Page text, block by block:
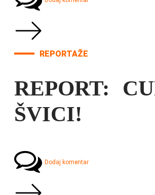
REPORTAŽE
REPORT:
ŠVICI!
Dodaj komentar